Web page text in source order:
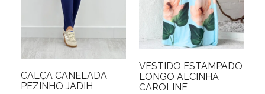
CALÇA CANELADA
PEZINHO JADIH
VESTIDO ESTAMPADO
LONGO ALCINHA
CAROLINE